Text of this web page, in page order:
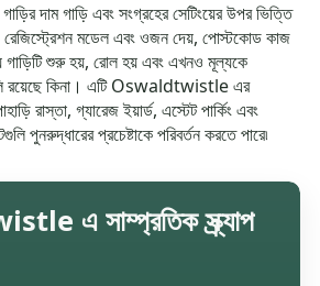
দাম গাড়ি এবং সংগ্রহের সেটিংয়ের উপর ভিত্তি
মডেল এবং ওজন দেয়, পোস্টকোড কাজ
গাড়িটি শুরু হয়, রোল হয় এবং এখনও মূল্যকে
রয়েছে কিনা। এটি Oswaldtwistle এর
রাস্তা, গ্যারেজ ইয়ার্ড, এস্টেট পার্কিং এবং
প্রচেষ্টাকে পরিবর্তন করতে পারে৷
এ সাম্প্রতিক স্ক্র্যাপ